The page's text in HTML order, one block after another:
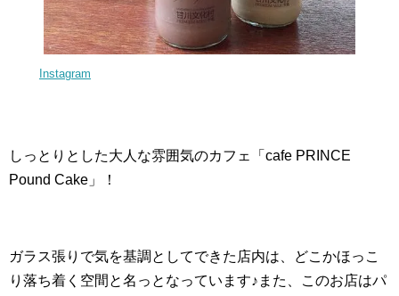
Instagram
しっとりとした大人な雰囲気のカフェ「cafe PRINCE
Pound Cake」！
ガラス張りで気を基調としてできた店内は、どこかほっこ
り落ち着く空間と名っとなっています♪また、このお店はパ